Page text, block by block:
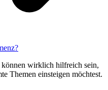
wirklich hilfreich sein,
Themen einsteigen möchtest.